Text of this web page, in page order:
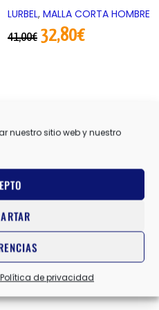
nuestro sitio web y nuestro
Política de privacidad
LURBEL, MALLA CORTA HOMBRE
41,00€ 32,80€